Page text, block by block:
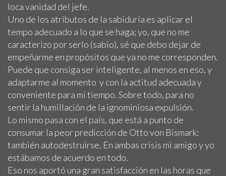
loca vanidad del jefe.
Uno de los atributos de la sabiduría es aplicar el
tempo adecuado a lo que se haga; yo, que no me
caracterizo por serlo (sabio), sé que debo dejar de
empeñarme en propósitos que ya no me corresponden.
Puede que consiga ser inteligente, al menos en eso, y
adaptarme al momento y con la actitud adecuada y
conveniente para mi tiempo. Sobre todo, para no
sentir la humillación de la ignominiosa expulsión.
Lo mismo pasa con el país, que está a punto de
consumar la peor predicción de Otto von Bismark:
también autodestruirse. En ambas crisis mi amigo y yo
estábamos de acuerdo en todo.
Eso nos aportó una gran satisfacción en las horas que